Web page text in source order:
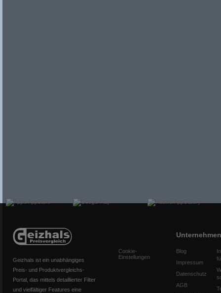
Geizhals ist ein unabhängiges
Preis- und Produktvergleichs-
Portal, das mittels detaillierter Filter
und vielfältiger Features eine
Cookie-
Einstellungen
Unternehmen
Blog
Impressum
Datenschutz
AGB